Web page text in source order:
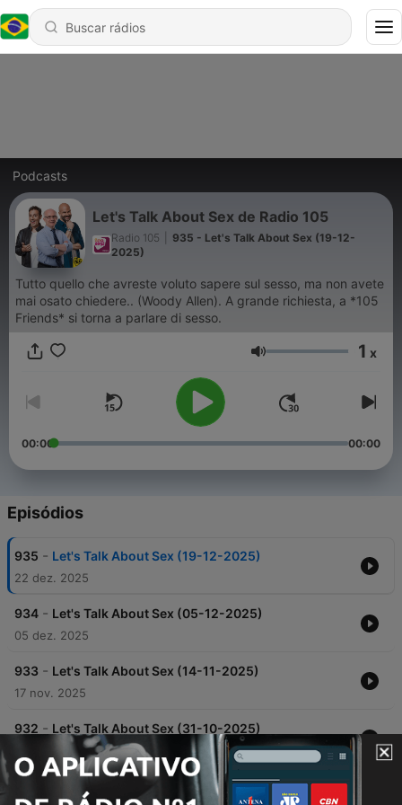
Podcasts
Let's Talk About Sex de Radio 105
Radio 105
935 - Let's Talk About Sex (19-12-
2025)
Tutto quello che avreste voluto sapere sul sesso, ma non avete
mai osato chiedere.. (Woody Allen). A grande richiesta, a *105
Friends* si torna a parlare di sesso.
Volume 1 x
00:00 00:00
Episódios
935 - Let's Talk About Sex (19-12-2025)
22 dez. 2025
934 - Let's Talk About Sex (05-12-2025)
05 dez. 2025
933 - Let's Talk About Sex (14-11-2025)
17 nov. 2025
932 - Let's Talk About Sex (31-10-2025)
03 nov. 2025
Let's Talk About Sex (03-10-2025)